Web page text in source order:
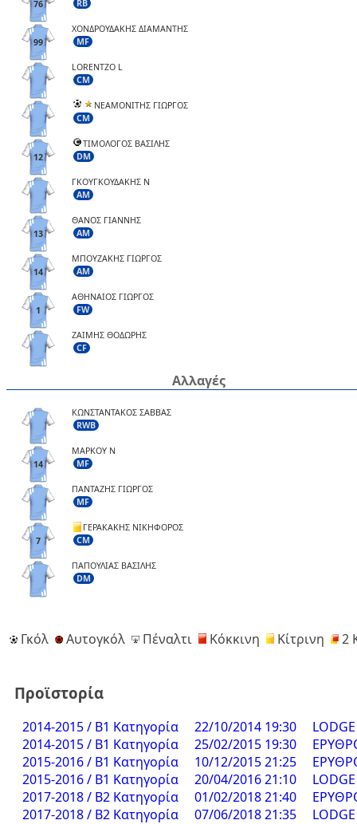
76
RB
99
ΧΟΝΔΡΟΥΔΑΚΗΣ ΔΙΑΜΑΝΤΗΣ
MF
LORENTZO L
CM
ΝΕΑΜΟΝΙΤΗΣ ΓΙΩΡΓΟΣ
CM
12
ΤΙΜΟΛΟΓΟΣ ΒΑΣΙΛΗΣ
DM
ΓΚΟΥΓΚΟΥΔΑΚΗΣ Ν
AM
13
ΘΑΝΟΣ ΓΙΑΝΝΗΣ
AM
14
ΜΠΟΥΖΑΚΗΣ ΓΙΩΡΓΟΣ
AM
1
ΑΘΗΝΑΙΟΣ ΓΙΩΡΓΟΣ
FW
ΖΑΙΜΗΣ ΘΟΔΩΡΗΣ
CF
Αλλαγές
ΚΩΝΣΤΑΝΤΑΚΟΣ ΣΑΒΒΑΣ
RWB
14
ΜΑΡΚΟΥ Ν
MF
ΠΑΝΤΑΖΗΣ ΓΙΩΡΓΟΣ
MF
7
ΓΕΡΑΚΑΚΗΣ ΝΙΚΗΦΟΡΟΣ
CM
ΠΑΠΟΥΛΙΑΣ ΒΑΣΙΛΗΣ
DM
Γκόλ Αυτογκόλ Πέναλτι Κόκκινη Κίτρινη 2
Προϊστορία
2014-2015 / Β1 Κατηγορία 22/10/2014 19:30
2014-2015 / Β1 Κατηγορία
25/02/2015 19:30
2015-2016 / Β1 Κατηγορία
10/12/2015 21:25
2015-2016 / Β1 Κατηγορία
20/04/2016 21:10
2017-2018 / Β2 Κατηγορία
01/02/2018 21:40
2017-2018 / Β2 Κατηγορία
07/06/2018 21:35